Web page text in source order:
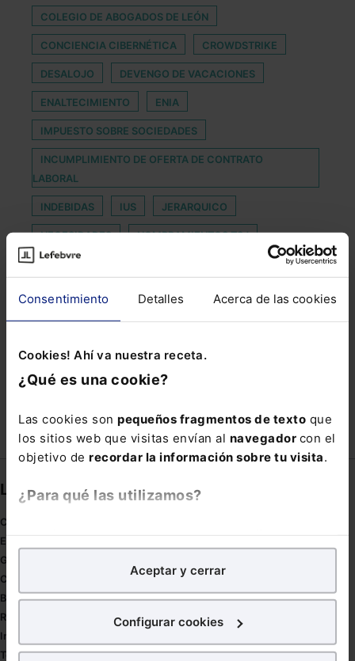
Consentimiento Detalles Acerca de las cookies
Cookies! Ahí va nuestra receta.
¿Qué es una cookie?
Las cookies son pequeños fragmentos de texto que
los sitios web que visitas envían al navegador con el
objetivo de recordar la información sobre tu visita.
¿Para qué las utilizamos?
analíticospara tratar demejorar tu experienciaen
nuestra página web. También con fines publicitarios,
para poder mostrarte publicidad y contenidos de tu
¿Qué puedes hacer?
Aceptar y cerrar
Configurar cookies
COLEGIO DE ABOGADOS DE LEÓN
CONCIENCIA CIBERNÉTICA CROWDSTRIKE
DESALOJO DEVENGO DE VACACIONES
ENALTECIMIENTO ENIA
IMPUESTO SOBRE SOCIEDADES
INCUMPLIMIENTO DE OFERTA DE CONTRATO
LABORAL
INDEBIDAS IUS JERARQUICO
NECESIDADES NOMBRAMIENTOS TSJ
PLAN ANUAL NORMATIVO DE 2021
PRESCRIPCIÓN PENAL PRODUCTIVIDAD
QUINQUENIOS SAFER INTERNET DAY
TARJETA REVOLVING
Links directos
Coronavirus
Estudio de salud abogacía
Gestión de despachos
Compliance
Buenas Prácticas Tributarias
RGPD
Innovación
Tesauro